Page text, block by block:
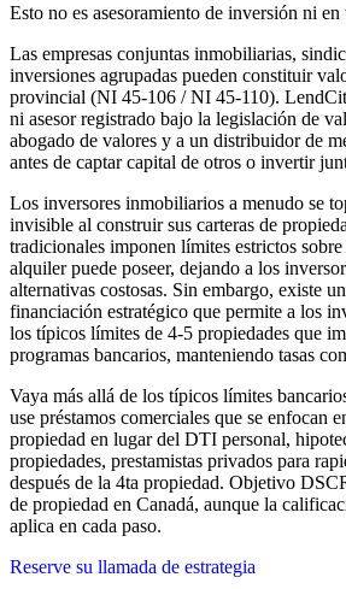
Esto no es asesoramiento de inversión ni en
Las empresas conjuntas inmobiliarias,
inversiones agrupadas pueden constituir
provincial (NI 45-106 / NI 45-110).
ni asesor registrado bajo la legislación de
abogado de valores y a un distribuidor de
antes de captar capital de otros o invertir
Los inversores inmobiliarios a menudo se
invisible al construir sus carteras de
tradicionales imponen límites estrictos
alquiler puede poseer, dejando a los
alternativas costosas. Sin embargo, existe
financiación estratégico que permite a los
los típicos límites de 4-5 propiedades que
programas bancarios, manteniendo tasas
Vaya más allá de los típicos límites
use préstamos comerciales que se enfocan
propiedad en lugar del DTI personal,
propiedades, prestamistas privados para
después de la 4ta propiedad. Objetivo
de propiedad en Canadá, aunque la
aplica en cada paso.
Reserve su llamada de estrategia